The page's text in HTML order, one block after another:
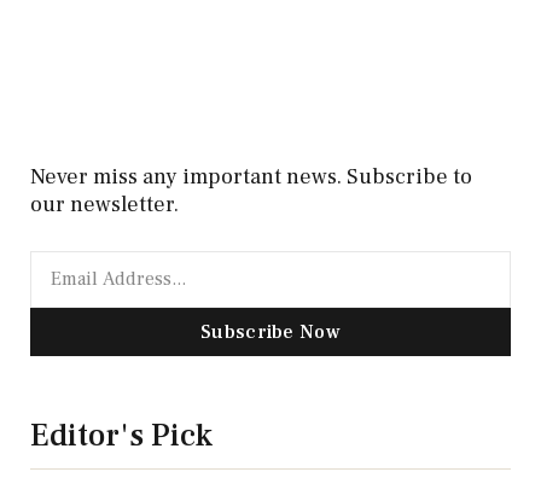
Never miss any important news. Subscribe to
our newsletter.
Subscribe Now
Editor's Pick